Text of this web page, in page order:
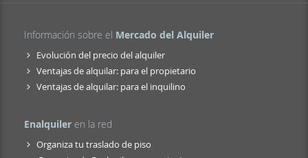
Información sobre el Mercado del Alquiler
Evolución del precio del alquiler
Ventajas de alquilar: para el propietario
Ventajas de alquilar: para el inquilino
Enalquiler en la red
Organiza tu traslado de piso